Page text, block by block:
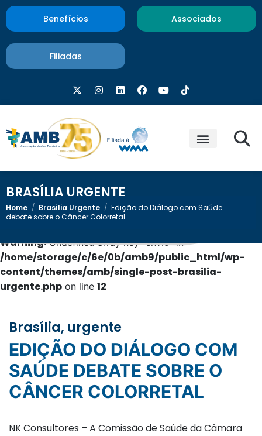
Benefícios Associados
Filiadas
BRASÍLIA URGENTE
Home / Brasília Urgente / Edição do Diálogo com Saúde
debate sobre o Câncer Colorretal
Warning: Undefined array key "envio" in
/home/storage/c/6e/0b/amb9/public_html/wp-
content/themes/amb/single-post-brasilia-
urgente.php on line 12
Brasília, urgente
EDIÇÃO DO DIÁLOGO COM
SAÚDE DEBATE SOBRE O
CÂNCER COLORRETAL
NK Consultores – A Comissão de Saúde da Câmara